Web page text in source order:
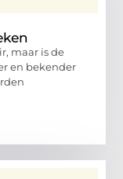
maar is de
en bekender